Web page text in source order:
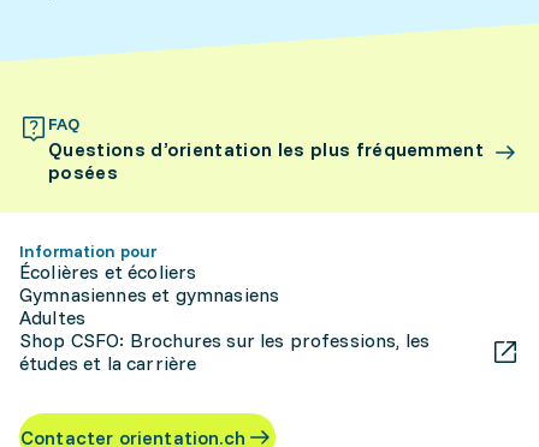
FAQ
Questions d’orientation les plus fréquemment
posées
Information pour
Écolières et écoliers
Gymnasiennes et gymnasiens
Adultes
Shop CSFO: Brochures sur les professions, les
études et la carrière
Contacter orientation.ch